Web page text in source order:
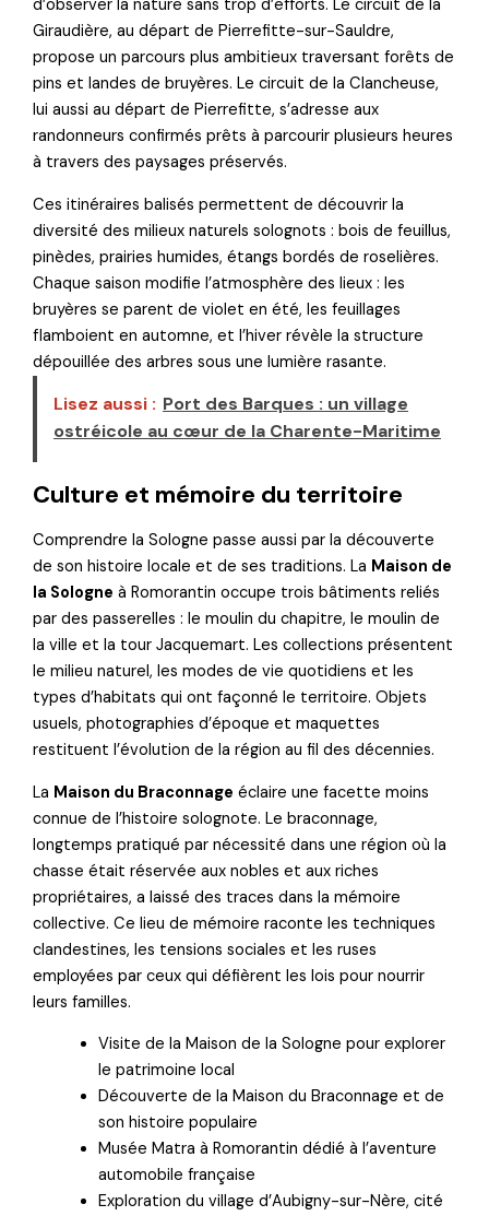
d’observer la nature sans trop d’efforts. Le circuit de la
Giraudière, au départ de Pierrefitte-sur-Sauldre,
propose un parcours plus ambitieux traversant forêts de
pins et landes de bruyères. Le circuit de la Clancheuse,
lui aussi au départ de Pierrefitte, s’adresse aux
randonneurs confirmés prêts à parcourir plusieurs heures
à travers des paysages préservés.
Ces itinéraires balisés permettent de découvrir la
diversité des milieux naturels solognots : bois de feuillus,
pinèdes, prairies humides, étangs bordés de roselières.
Chaque saison modifie l’atmosphère des lieux : les
bruyères se parent de violet en été, les feuillages
flamboient en automne, et l’hiver révèle la structure
dépouillée des arbres sous une lumière rasante.
Lisez aussi : Port des Barques : un village
ostréicole au cœur de la Charente-Maritime
Culture et mémoire du territoire
Comprendre la Sologne passe aussi par la découverte
de son histoire locale et de ses traditions. La Maison de
la Sologne à Romorantin occupe trois bâtiments reliés
par des passerelles : le moulin du chapitre, le moulin de
la ville et la tour Jacquemart. Les collections présentent
le milieu naturel, les modes de vie quotidiens et les
types d’habitats qui ont façonné le territoire. Objets
usuels, photographies d’époque et maquettes
restituent l’évolution de la région au fil des décennies.
La Maison du Braconnage éclaire une facette moins
connue de l’histoire solognote. Le braconnage,
longtemps pratiqué par nécessité dans une région où la
chasse était réservée aux nobles et aux riches
propriétaires, a laissé des traces dans la mémoire
collective. Ce lieu de mémoire raconte les techniques
clandestines, les tensions sociales et les ruses
employées par ceux qui défièrent les lois pour nourrir
leurs familles.
Visite de la Maison de la Sologne pour explorer
le patrimoine local
Découverte de la Maison du Braconnage et de
son histoire populaire
Musée Matra à Romorantin dédié à l’aventure
automobile française
Exploration du village d’Aubigny-sur-Nère, cité